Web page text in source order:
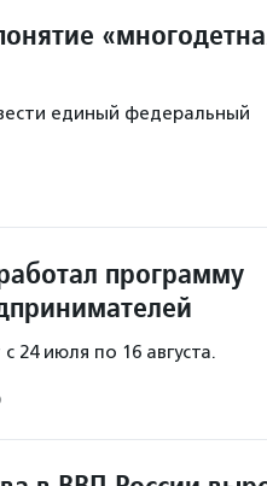
единый федеральный
программу
24 июля по 16 августа.